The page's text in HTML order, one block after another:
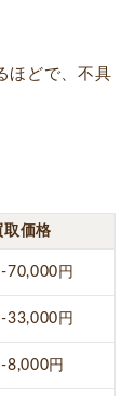
ほどで、不具
取価格
70,000円
33,000円
8,000円